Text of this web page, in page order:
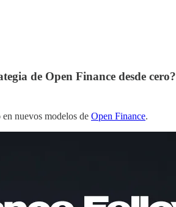
de Open Finance desde cero?
nuevos modelos de Open Finance.